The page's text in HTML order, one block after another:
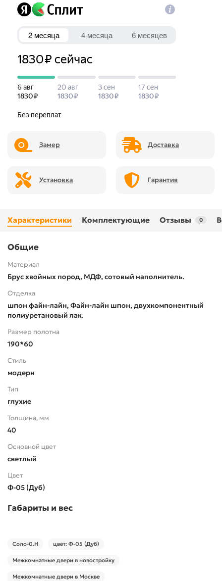
Замер Доставка
Установка Гарантия
Характеристики Комплектующие Отзывы 0
Общие
Материал
Брус хвойных пород, МДФ, сотовый наполнитель.
Отделка
шпон файн-лайн, Файн-лайн шпон, двухкомпонентный
полиуретановый лак.
Размер полотна
190*60
Стиль
модерн
Тип
глухие
Толщина, мм
40
Основной цвет
светлый
Цвет
Ф-05 (Дуб)
Габариты и вес
Соло-0.H цвет: Ф-05 (Дуб)
Межкомнатные двери в новостройку
Межкомнатные двери в Москве